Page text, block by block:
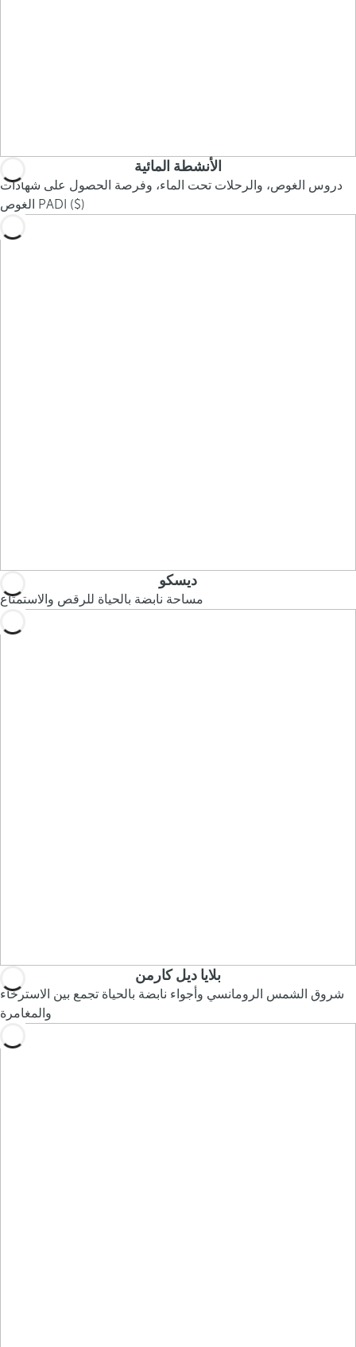
الأنشطة المائية
دروس الغوص، والرحلات تحت الماء، وفرصة الحصول على شهادات
الغوص PADI ($)
ديسكو
مساحة نابضة بالحياة للرقص والاستمتاع
بلايا ديل كارمن
شروق الشمس الرومانسي وأجواء نابضة بالحياة تجمع بين الاسترخاء
والمغامرة